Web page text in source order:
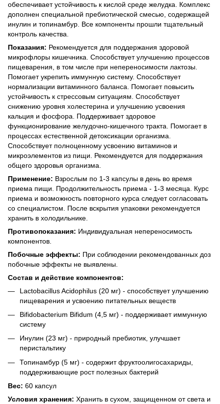
обеспечивает устойчивость к кислой среде желудка. Комплекс
дополнен специальной пребиотической смесью, содержащей
инулин и топинамбур. Все компоненты прошли тщательный
контроль качества.
Показания: Рекомендуется для поддержания здоровой
микрофлоры кишечника. Способствует улучшению процессов
пищеварения, в том числе при непереносимости лактозы.
Помогает укрепить иммунную систему. Способствует
нормализации витаминного баланса. Помогает повысить
устойчивость к стрессовым ситуациям. Способствует
снижению уровня холестерина и улучшению усвоения
кальция и фосфора. Поддерживает здоровое
функционирование желудочно-кишечного тракта. Помогает в
процессах естественной детоксикации организма.
Способствует полноценному усвоению витаминов и
микроэлементов из пищи. Рекомендуется для поддержания
общего здоровья организма.
Применение: Взрослым по 1-3 капсулы в день во время
приема пищи. Продолжительность приема - 1-3 месяца. Курс
приема и возможность повторного курса следует согласовать
со специалистом. После вскрытия упаковки рекомендуется
хранить в холодильнике.
Противопоказания: Индивидуальная непереносимость
компонентов.
Побочные эффекты: При соблюдении рекомендованных доз
побочные эффекты не выявлены.
Состав и действие компонентов:
Lactobacillus Acidophilus (20 мг) - способствует улучшению
пищеварения и усвоению питательных веществ
Bifidobacterium Bifidum (4,5 мг) - поддерживает иммунную
систему
Инулин (23 мг) - природный пребиотик, улучшает
перистальтику
Топинамбур (5 мг) - содержит фруктоолигосахариды,
поддерживающие рост полезных бактерий
Вес: 60 капсул
Условия хранения: Хранить в сухом, защищенном от света и